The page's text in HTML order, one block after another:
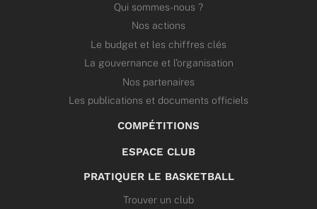
Qui sommes-nous ?
Nos actions
Le budget et les chiffres clés
La gouvernance et l’organisation
Nos partenaires
Les publications et documents officiels
COMPÉTITIONS
ESPACE CLUB
PRATIQUER LE BASKETBALL
Trouver un club